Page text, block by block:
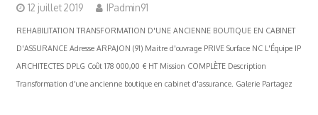
12 juillet 2019 IPadmin91
REHABILITATION TRANSFORMATION D'UNE ANCIENNE BOUTIQUE EN CABINET
D'ASSURANCE Adresse ARPAJON (91) Maitre d'ouvrage PRIVE Surface NC L'Équipe IP
ARCHITECTES DPLG Coût 178 000,00 € HT Mission COMPLÈTE Description
Transformation d'une ancienne boutique en cabinet d'assurance. Galerie Partagez